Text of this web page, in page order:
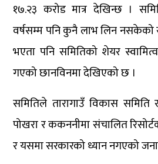
१७.२३ करोड मात्र देखिन्छ ।
वर्षसम्म पनि कुनै लाभ लिन नसकेको
भएता पनि समितिको शेयर
गएको छानविनमा देखिएको छ ।
समितिले तारागाउँ विकास
पोखरा र ककननीमा संचालित
र यसमा सरकारको ध्यान नगएको